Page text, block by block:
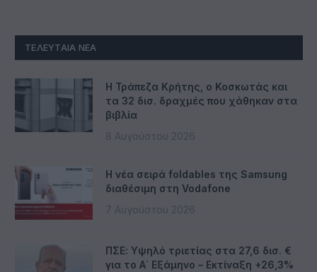
ΤΕΛΕΥΤΑΊΑ ΝΈΑ
Η Τράπεζα Κρήτης, ο Κοσκωτάς και
τα 32 δισ. δραχμές που χάθηκαν στα
βιβλία
8 Αυγούστου 2026
Η νέα σειρά foldables της Samsung
διαθέσιμη στη Vodafone
7 Αυγούστου 2026
ΠΣΕ: Υψηλό τριετίας στα 27,6 δισ. €
για το Α΄ Εξάμηνο – Εκτίναξη +26,3%